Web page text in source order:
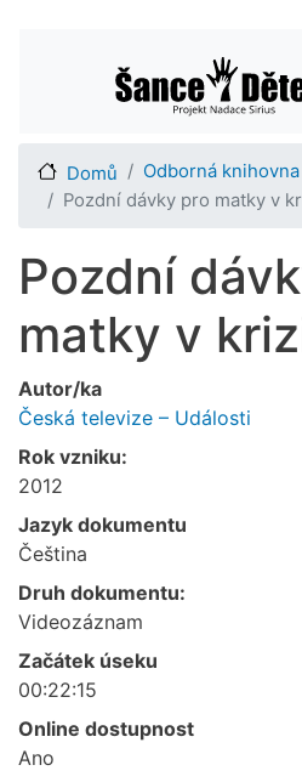
Main navigation
Domů
Odborná knihovna
Pozdní dávky pro matky v
Pozdní
matky v
Autor/ka
Česká televize – Události
Rok vzniku:
2012
Jazyk dokumentu
Čeština
Druh dokumentu:
Videozáznam
Začátek úseku
00:22:15
Online dostupnost
Ano